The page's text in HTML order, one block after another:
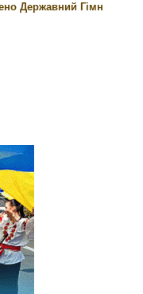
Державний Гімн